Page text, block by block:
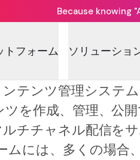
Because knowing
トフォーム ソリューショ
コ
ンテンツ管理システ
ツを作成、管理、公
ルチチャネル配信を
ムには、多くの場合